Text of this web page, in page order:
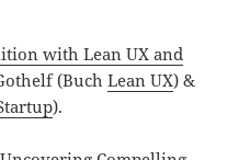
with Lean UX and
(BuchLean UX) &
).